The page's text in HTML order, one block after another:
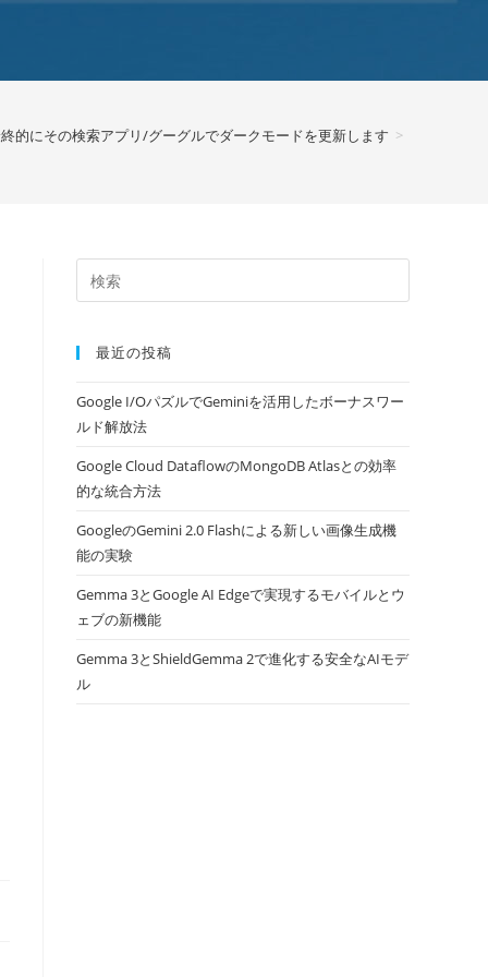
的にその検索アプリ/グーグルでダークモードを更新します >
最近の投稿
Google I/OパズルでGeminiを活用したボーナスワー
ルド解放法
Google Cloud DataflowのMongoDB Atlasとの効率
的な統合方法
GoogleのGemini 2.0 Flashによる新しい画像生成機
能の実験
Gemma 3とGoogle AI Edgeで実現するモバイルとウ
ェブの新機能
Gemma 3とShieldGemma 2で進化する安全なAIモデ
ル